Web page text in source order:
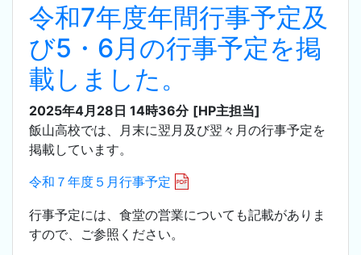
令和7年度年間行事予定及
び5・6月の行事予定を掲
載しました。
2025年4月28日 14時36分 [HP主担当]
飯山高校では、月末に翌月及び翌々月の行事予定を
掲載しています。
令和７年度５月行事予定
行事予定には、食堂の営業についても記載がありま
すので、ご参照ください。